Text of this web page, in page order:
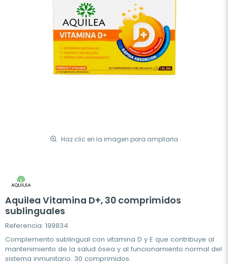
Haz clic en la imagen para ampliarla
Aquilea Vitamina D+, 30 comprimidos
sublinguales
Referencia: 199834
Complemento sublingual con vitamina D y E que contribuye al
mantenimiento de la salud ósea y al funcionamiento normal del
sistema inmunitario. 30 comprimidos.